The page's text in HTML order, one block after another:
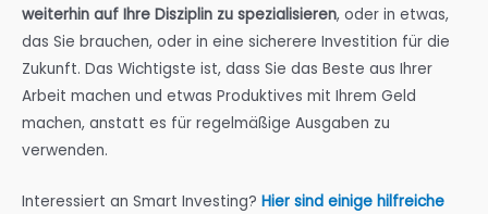
weiterhin auf Ihre Disziplin zu spezialisieren, oder in etwas,
das Sie brauchen, oder in eine sicherere Investition für die
Zukunft. Das Wichtigste ist, dass Sie das Beste aus Ihrer
Arbeit machen und etwas Produktives mit Ihrem Geld
machen, anstatt es für regelmäßige Ausgaben zu
verwenden.
Interessiert an Smart Investing? Hier sind einige hilfreiche